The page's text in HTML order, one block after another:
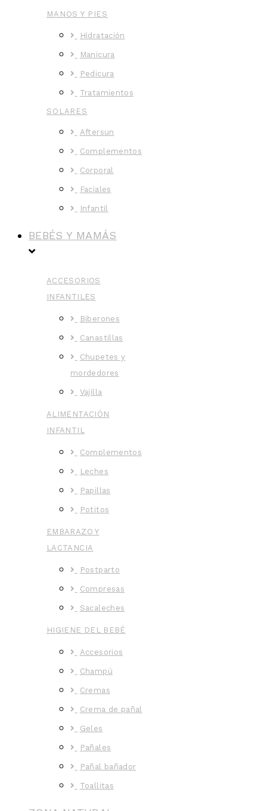
MANOS Y PIES
Hidratación
Manicura
Pedicura
Tratamientos
SOLARES
Aftersun
Complementos
Corporal
Faciales
Infantil
BEBÉS Y MAMÁS
ACCESORIOS
INFANTILES
Biberones
Canastillas
Chupetes y
mordedores
Vajilla
ALIMENTACIÓN
INFANTIL
Complementos
Leches
Papillas
Potitos
EMBARAZO Y
LACTANCIA
Postparto
Compresas
Sacaleches
HIGIENE DEL BEBÉ
Accesorios
Champú
Cremas
Crema de pañal
Geles
Pañales
Pañal bañador
Toallitas